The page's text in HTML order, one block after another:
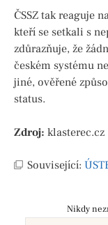
ČSSZ tak reaguje
kteří se setkali s
zdůrazňuje, že
českém systému
jiné, ověřené
status.
Zdroj: klasterec.cz
Související:
Nikdy